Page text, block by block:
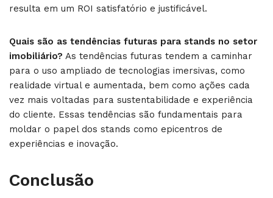
resulta em um ROI satisfatório e justificável.
Quais são as tendências futuras para stands no setor
imobiliário? As tendências futuras tendem a caminhar
para o uso ampliado de tecnologias imersivas, como
realidade virtual e aumentada, bem como ações cada
vez mais voltadas para sustentabilidade e experiência
do cliente. Essas tendências são fundamentais para
moldar o papel dos stands como epicentros de
experiências e inovação.
Conclusão